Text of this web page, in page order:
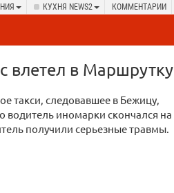
КУХНЯ NEWS2 КОММЕНТАРИИ
влетел в Маршрутку
такси, следовавшее в Бежицу,
водитель иномарки скончался на
получили серьезные травмы.